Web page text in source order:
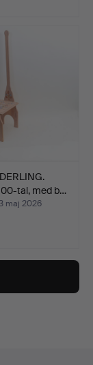
tal, med b…
maj 2026